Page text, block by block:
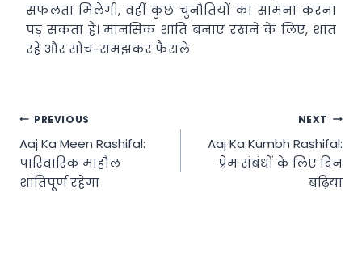
सफलता मिलेगी, वहीं कुछ चुनौतियों का सामना करना
पड़ सकता है। मानसिक शांति बनाए रखने के लिए, शांत
रहें और सोच-समझकर फैसले
Post
navigation
PREVIOUS
Aaj Ka Meen Rashifal:
पारिवारिक माहौल
शांतिपूर्ण रहेगा
NEXT
Aaj Ka Kumbh Rashifal:
प्रेम संबंधों के लिए दिन
बढ़िया